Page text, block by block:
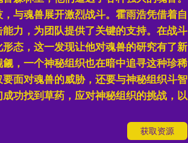
与魂兽展开激烈战斗。霍雨浩凭借着自
力，为团队提供了关键的支持。在战斗
态，这一发现让他对魂兽的研究有了新
，一个神秘组织也在暗中追寻这种珍稀
面对魂兽的威胁，还要与神秘组织斗智
功找到草药，应对神秘组织的挑战，以
获取资源